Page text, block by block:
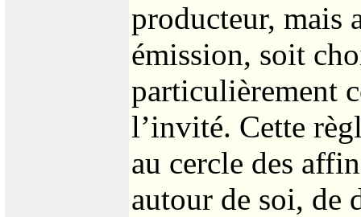
producteur, mais
émission, soit
particulièrement
l’invité. Cette
au cercle des
autour de soi, de